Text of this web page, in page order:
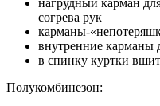
согрева рук
карманы-
внутренние карманы
в спинку куртки
Полукомбинезон: